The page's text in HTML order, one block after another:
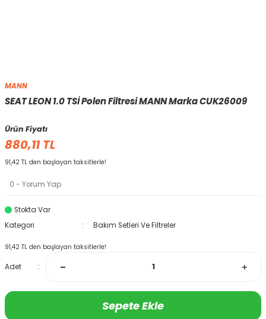
MANN
SEAT LEON 1.0 TSİ Polen Filtresi MANN Marka CUK26009
Ürün Fiyatı
880,11 TL
91,42 TL den başlayan taksitlerle!
0 - Yorum Yap
Stokta Var
Kategori
Bakım Setleri Ve Filtreler
91,42 TL den başlayan taksitlerle!
Adet
Sepete Ekle